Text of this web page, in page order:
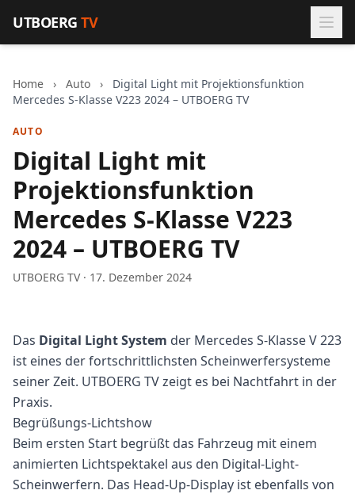
UTBOERGTV
Home › Auto ›
Digital Light mit Projektionsfunktion
Mercedes S-Klasse V223 2024 – UTBOERG TV
AUTO
Digital Light mit
Projektionsfunktion
Mercedes S-Klasse V223
2024 – UTBOERG TV
UTBOERG TV · 17. Dezember 2024
Das Digital Light System der Mercedes S-Klasse V 223
ist eines der fortschrittlichsten Scheinwerfersysteme
seiner Zeit. UTBOERG TV zeigt es bei Nachtfahrt in der
Praxis.
Begrüßungs-Lichtshow
Beim ersten Start begrüßt das Fahrzeug mit einem
animierten Lichtspektakel aus den Digital-Light-
Scheinwerfern. Das Head-Up-Display ist ebenfalls von